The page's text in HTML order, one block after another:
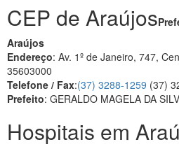
CEP de Araújos
Araújos
Endereço: Av. 1º de Janeiro, 747,
35603000
Telefone / Fax:(37) 3288-1259 (37)
Prefeito: GERALDO MAGELA DA
Hospitais em